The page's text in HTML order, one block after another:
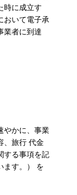
時に成立す
おいて電子承
業者に到達
やかに、事業
、旅行 代金
する事項を記
ます。） を